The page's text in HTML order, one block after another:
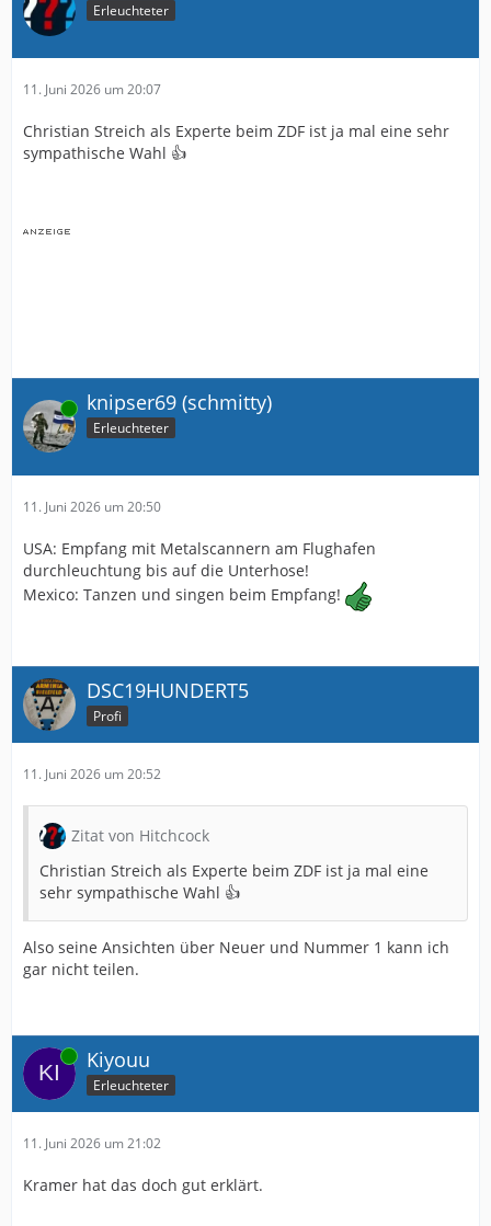
Erleuchteter
11. Juni 2026 um 20:07
Christian Streich als Experte beim ZDF ist ja mal eine sehr
sympathische Wahl 👍
Online knipser69 (schmitty)
Erleuchteter
11. Juni 2026 um 20:50
USA: Empfang mit Metalscannern am Flughafen
durchleuchtung bis auf die Unterhose!
Mexico: Tanzen und singen beim Empfang!
DSC19HUNDERT5
Profi
11. Juni 2026 um 20:52
Zitat von Hitchcock
Christian Streich als Experte beim ZDF ist ja mal eine
sehr sympathische Wahl 👍
Also seine Ansichten über Neuer und Nummer 1 kann ich
gar nicht teilen.
Online Kiyouu
Erleuchteter
11. Juni 2026 um 21:02
Kramer hat das doch gut erklärt.